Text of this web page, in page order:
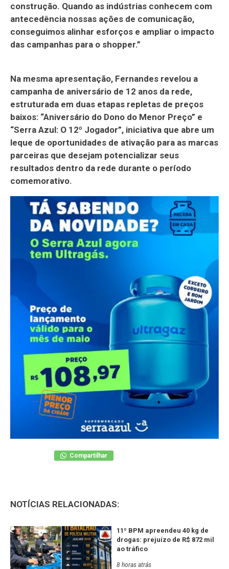
construção. Quando as indústrias conhecem com
antecedência nossas ações de comunicação,
conseguimos alinhar esforços e ampliar o impacto
das campanhas para o shopper.”
Na mesma apresentação, Fernandes revelou a
campanha de aniversário de 12 anos da rede,
estruturada em duas etapas repletas de preços
baixos: “Aniversário do Dono do Menor Preço” e
“Serra Azul: O 12º Jogador”, iniciativa que abre um
leque de oportunidades de ativação para as marcas
parceiras que desejam potencializar seus
resultados dentro da rede durante o período
comemorativo.
Compartilhar
NOTÍCIAS RELACIONADAS:
11º BPM apreendeu 40 kg de
drogas: prejuízo de R$ 872 mil
ao tráfico
8 horas atrás